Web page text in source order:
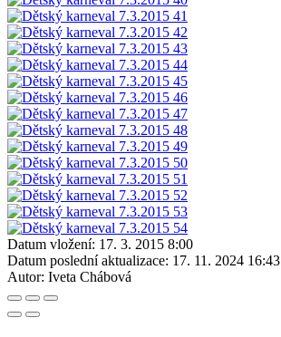
Datum vložení: 17. 3. 2015 8:00
Datum poslední aktualizace: 17. 11. 2024 16:43
Autor: Iveta Chábová